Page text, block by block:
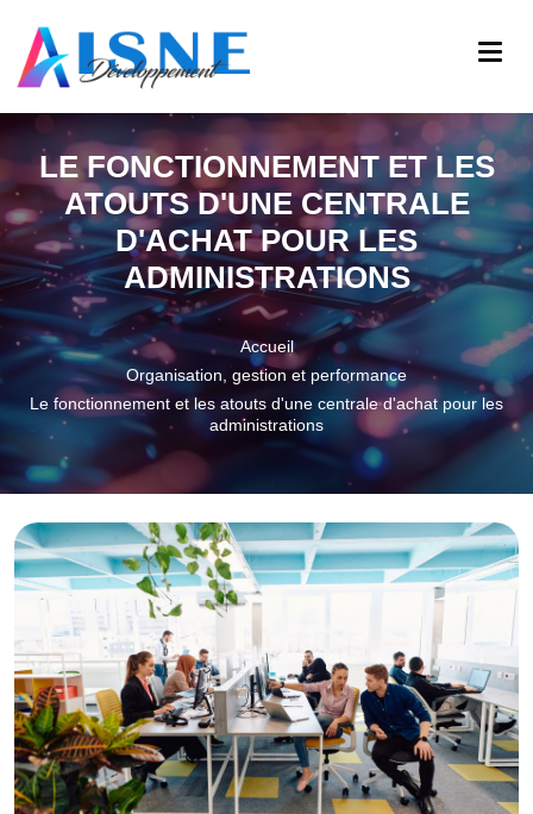
LE FONCTIONNEMENT ET LES
ATOUTS D'UNE CENTRALE
D'ACHAT POUR LES
ADMINISTRATIONS
Accueil
Organisation, gestion et performance
Le fonctionnement et les atouts d'une centrale d'achat pour les
administrations